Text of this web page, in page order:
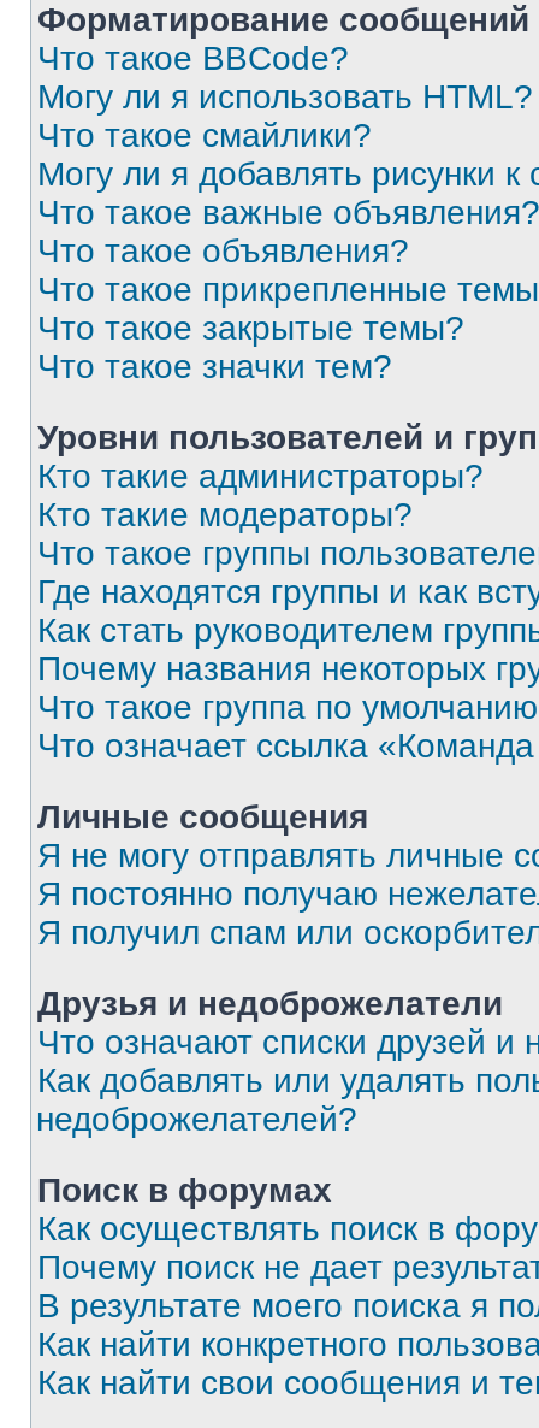
Форматирование
Что такое BBCode?
Могу ли я использовать HTML?
Что такое смайлики?
Могу ли я добавлять рисунки
Что такое важные объявления?
Что такое объявления?
Что такое прикрепленные
Что такое закрытые темы?
Что такое значки тем?
Уровни пользователей и
Кто такие администраторы?
Кто такие модераторы?
Что такое группы
Где находятся группы и как
Как стать руководителем
Почему названия некоторых
Что такое группа по
Что означает ссылка
Личные сообщения
Я не могу отправлять личные
Я постоянно получаю
Я получил спам или
Друзья и недоброжелатели
Что означают списки друзей и
Как добавлять или удалять
недоброжелателей?
Поиск в форумах
Как осуществлять поиск в
Почему поиск не дает
В результате моего поиска я
Как найти конкретного
Как найти свои сообщения и